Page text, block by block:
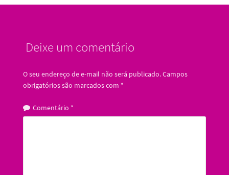
Deixe um comentário
O seu endereço de e-mail não será publicado.Campos
obrigatórios são marcados com *
Comentário *